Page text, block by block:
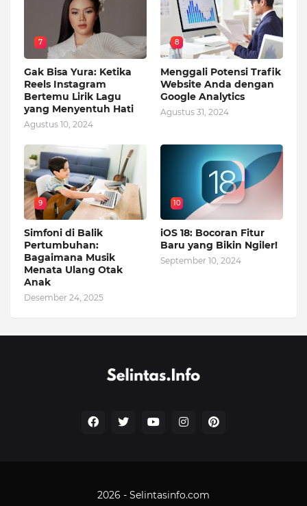
7
Gak Bisa Yura: Ketika
Reels Instagram
Bertemu Lirik Lagu
yang Menyentuh Hati
Agustus 10, 2024
8
Menggali Potensi Trafik
Website Anda dengan
Google Analytics
Agustus 31, 2024
9
Simfoni di Balik
Pertumbuhan:
Bagaimana Musik
Menata Ulang Otak
Anak
Desember 24, 2025
10
iOS 18: Bocoran Fitur
Baru yang Bikin Ngiler!
September 10, 2024
2026 - Selintasinfo.com